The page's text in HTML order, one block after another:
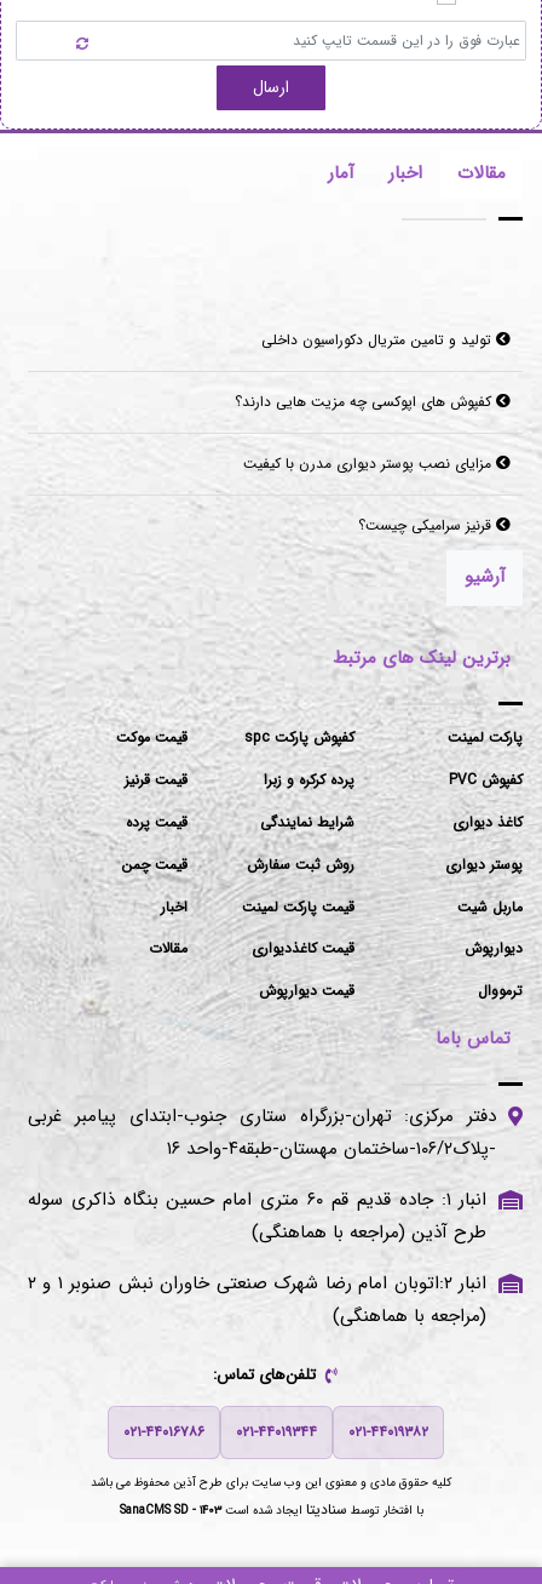
ارسال
مقالات اخبار آمار
کفپوش های اپوکسی چه مزیت هایی دارند؟
مزایای نصب پوستر دیواری مدرن با کیفیت
قرنیز سرامیکی چیست؟
موکت‌های مناسب برای فضاهای پرتردد و فضاهای اداری
آرشیو
برترین لینک های مرتبط
پارکت لمینت
کفپوش PVC
کاغذ دیواری
پوستر دیواری
ماربل شیت
دیوارپوش
ترمووال
کفپوش پارکت spc
پرده کرکره و زبرا
شرایط نمایندگی
روش ثبت سفارش
قیمت پارکت لمینت
قیمت کاغذدیواری
قیمت دیوارپوش
قیمت موکت
قیمت قرنیز
قیمت پرده
قیمت چمن
اخبار
مقالات
تماس باما
دفتر مرکزی: تهران-بزرگراه ستاری جنوب-ابتدای پیامبر غربی
-پلاک۱۰۶/۲-ساختمان مهستان-طبقه۴-واحد ۱۶
انبار ۱: جاده قدیم قم ۶۰ متری امام حسین بنگاه ذاکری سوله
طرح آذین (مراجعه با هماهنگی)
انبار ۲:اتوبان امام رضا شهرک صنعتی خاوران نبش صنوبر ۱ و ۲
(مراجعه با هماهنگی)
تلفن‌های تماس:
۰۲۱-۴۴۰۱۹۳۸۲ ۰۲۱-۴۴۰۱۹۳۴۴ ۰۲۱-۴۴۰۱۶۷۸۶
کلیه حقوق مادی و معنوی این وب سایت برای طرح آذین محفوظ می باشد
با افتخار توسط سنادیتا ایجاد شده استSanaCMS SD - ۱۴۰۳